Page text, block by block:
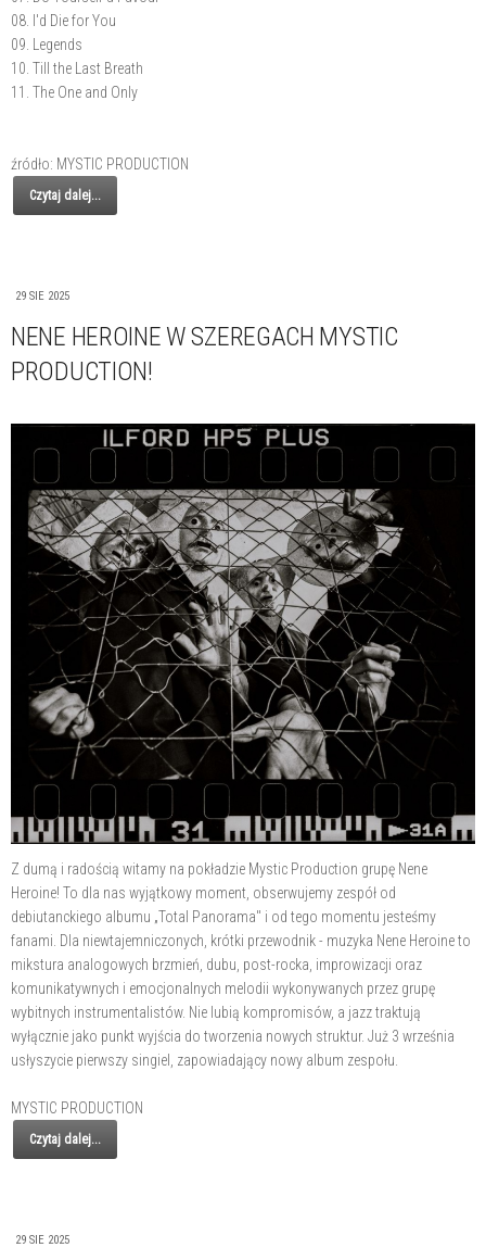
08. I'd Die for You
09. Legends
10. Till the Last Breath
11. The One and Only
źródło: MYSTIC PRODUCTION
Czytaj dalej...
29 SIE 2025
NENE HEROINE W SZEREGACH MYSTIC
PRODUCTION!
Z dumą i radością witamy na pokładzie Mystic Production grupę Nene
Heroine! To dla nas wyjątkowy moment, obserwujemy zespół od
debiutanckiego albumu „Total Panorama" i od tego momentu jesteśmy
fanami. Dla niewtajemniczonych, krótki przewodnik - muzyka Nene Heroine to
mikstura analogowych brzmień, dubu, post-rocka, improwizacji oraz
komunikatywnych i emocjonalnych melodii wykonywanych przez grupę
wybitnych instrumentalistów. Nie lubią kompromisów, a jazz traktują
wyłącznie jako punkt wyjścia do tworzenia nowych struktur. Już 3 września
usłyszycie pierwszy singiel, zapowiadający nowy album zespołu.
MYSTIC PRODUCTION
Czytaj dalej...
29 SIE 2025